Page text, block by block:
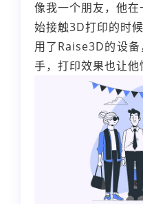
像我一个朋友，他
始接触3D打印的时
用了Raise3D的设
手，打印效果也让他